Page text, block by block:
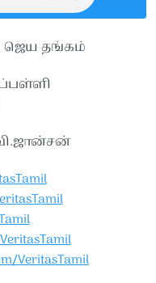
ஜெய தங்கம்
VeritasTamil​​